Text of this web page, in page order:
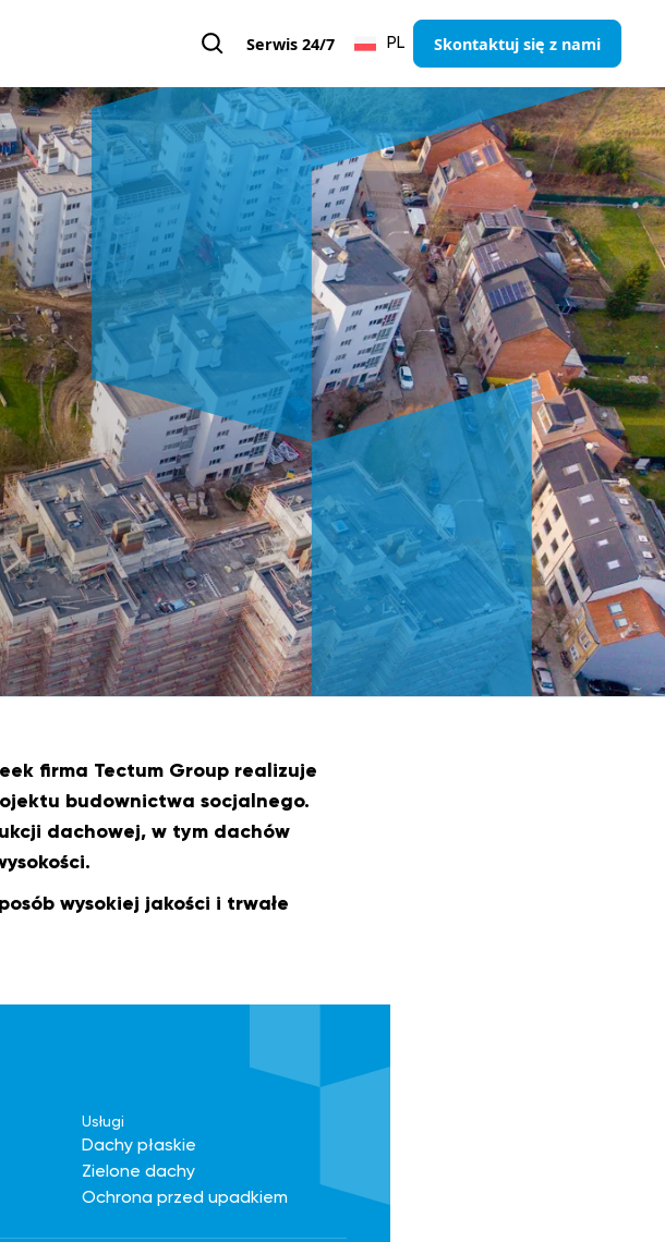
Serwis 24/7 PL Skontaktuj się z nami
firma Tectum Group realizuje
budownictwa socjalnego.
dachowej, w tym dachów
wysokiej jakości i trwałe
Usługi
Dachy płaskie
Zielone dachy
Ochrona przed upadkiem